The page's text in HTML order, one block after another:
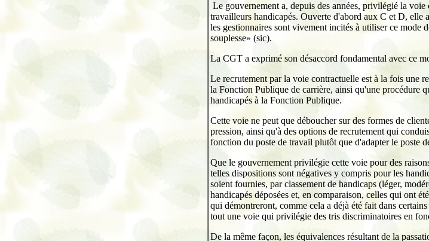
Le gouvernement a, depuis des années, privilégié la
travailleurs handicapés. Ouverte d'abord aux C et D, elle
les gestionnaires sont vivement incités à utiliser ce mode
souplesse» (sic).
La CGT a exprimé son désaccord fondamental avec ce
Le recrutement par la voie contractuelle est à la fois une
la Fonction Publique de carrière, ainsi qu'une procédure
handicapés à la Fonction Publique.
Cette voie ne peut que déboucher sur des formes de
pression, ainsi qu'à des options de recrutement qui
fonction du poste de travail plutôt que d'adapter le poste
Que le gouvernement privilégie cette voie pour des
telles dispositions sont négatives y compris pour les
soient fournies, par classement de handicaps (léger,
handicapés déposées et, en comparaison, celles qui ont
qui démontreront, comme cela a déjà été fait dans
tout une voie qui privilégie des tris discriminatoires en
De la même façon, les équivalences résultant de la